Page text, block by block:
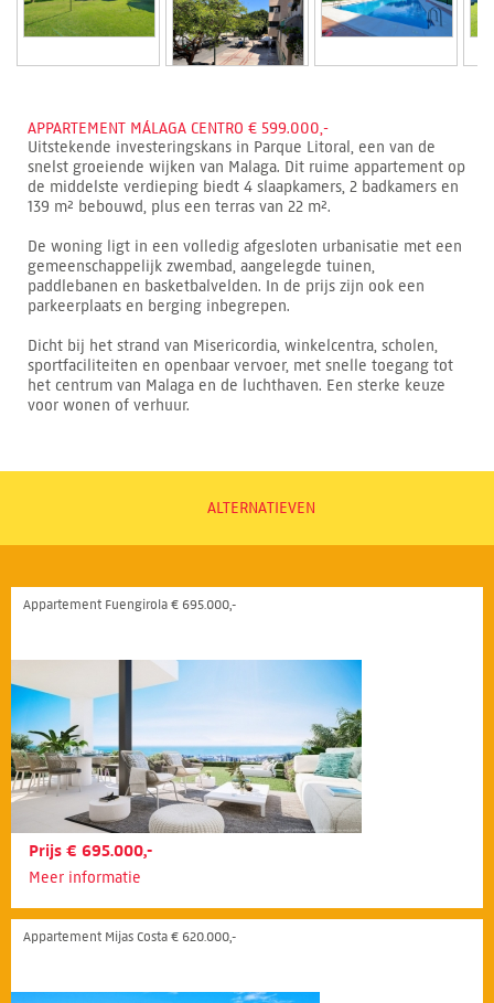
APPARTEMENT MÁLAGA CENTRO € 599.000,-
Uitstekende investeringskans in Parque Litoral, een van de
snelst groeiende wijken van Malaga. Dit ruime appartement op
de middelste verdieping biedt 4 slaapkamers, 2 badkamers en
139 m² bebouwd, plus een terras van 22 m².
De woning ligt in een volledig afgesloten urbanisatie met een
gemeenschappelijk zwembad, aangelegde tuinen,
paddlebanen en basketbalvelden. In de prijs zijn ook een
parkeerplaats en berging inbegrepen.
Dicht bij het strand van Misericordia, winkelcentra, scholen,
sportfaciliteiten en openbaar vervoer, met snelle toegang tot
het centrum van Malaga en de luchthaven. Een sterke keuze
voor wonen of verhuur.
ALTERNATIEVEN
Appartement Fuengirola € 695.000,-
Prijs € 695.000,-
Meer informatie
Appartement Mijas Costa € 620.000,-